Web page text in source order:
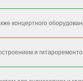
концертного
и